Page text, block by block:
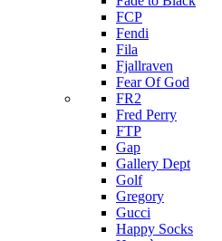
FCP
Fendi
Fila
Fjallraven
Fear Of God
FR2
Fred Perry
FTP
Gap
Gallery Dept
Golf
Gregory
Gucci
Happy Socks